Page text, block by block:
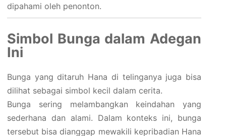
dipahami oleh penonton.
Simbol Bunga dalam Adegan
Ini
Bunga yang ditaruh Hana di telinganya juga bisa
dilihat sebagai simbol kecil dalam cerita.
Bunga sering melambangkan keindahan yang
sederhana dan alami. Dalam konteks ini, bunga
tersebut bisa dianggap mewakili kepribadian Hana